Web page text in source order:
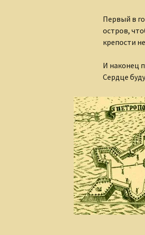
Первый в
остров,
крепости
И наконец
Сердце